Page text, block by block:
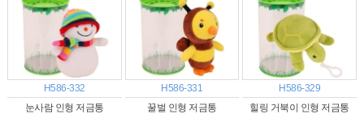
H586-332
눈사람 인형 저금통
H586-331
꿀벌 인형 저금통
H586-329
힐링 거북이 인형 저금통